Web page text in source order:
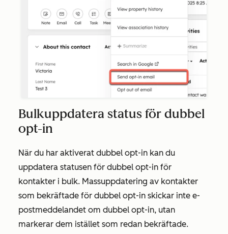
Bulkuppdatera status för dubbel
opt-in
När du har aktiverat dubbel opt-in kan du
uppdatera statusen för dubbel opt-in för
kontakter i bulk. Massuppdatering av kontakter
som bekräftade för dubbel opt-in skickar inte e-
postmeddelandet om dubbel opt-in, utan
markerar dem istället som redan bekräftade.